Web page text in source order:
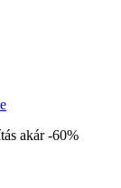
akár -60%